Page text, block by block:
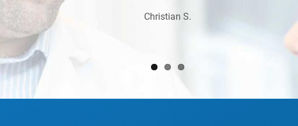
Christian S.